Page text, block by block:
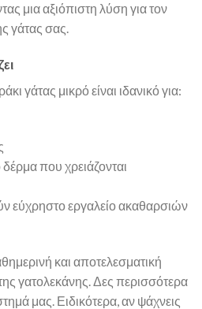
μια αξιόπιστη λύση για τον
γάτας σας.
γάτας μικρό είναι ιδανικό για:
δέρμα που χρειάζονται
εύχρηστο εργαλείο ακαθαρσιών
και αποτελεσματική
γατολεκάνης. Δες περισσότερα
μας. Ειδικότερα, αν ψάχνεις